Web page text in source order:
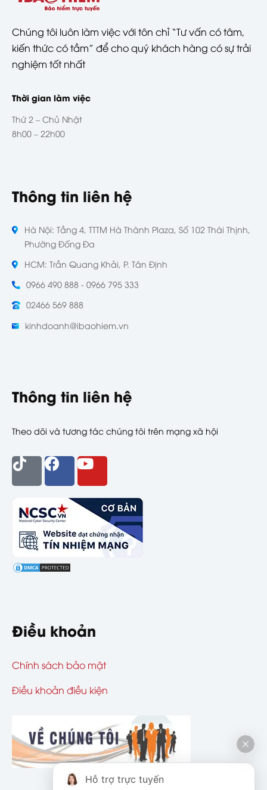
Chúng tôi luôn làm việc với tôn chỉ “Tư vấn có tâm,
kiến thức có tầm” để cho quý khách hàng có sự trải
nghiệm tốt nhất
Thời gian làm việc
Thứ 2 – Chủ Nhật
8h00 – 22h00
Thông tin liên hệ
Hà Nội: Tầng 4, TTTM Hà Thành Plaza, Số 102 Thái Thịnh,
Phường Đống Đa
HCM: Trần Quang Khải, P. Tân Định
0966 490 888 - 0966 795 333
02466 569 888
kinhdoanh@ibaohiem.vn
Thông tin liên hệ
Theo dõi và tương tác chúng tôi trên mạng xã hội
Điều khoản
Chính sách bảo mật
Điều khoản điều kiện
Hỗ trợ trực tuyến